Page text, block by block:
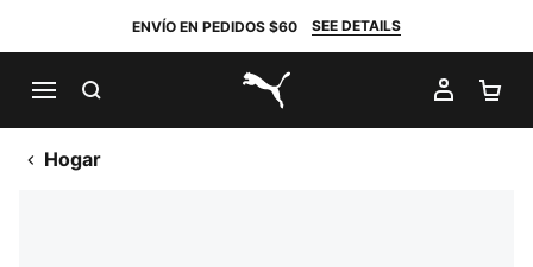
ENVÍO EN PEDIDOS $60 SEE DETAILS
PUMA.com
MI
Hogar